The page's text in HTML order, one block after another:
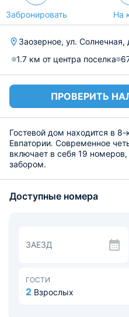
Забронировать На
Заозерное, ул.
1.7 км от центра поселка
ПРОВЕРИТЬ
Гостевой дом находится в
Евпатории. Современное
включает в себя 19
забором.
кондиционером,
На нижнем этаже уютное
рестораны рядом.
Стойка администратора
Доступные номера
ЗАЕЗД
ГОСТИ
2 Взрослых